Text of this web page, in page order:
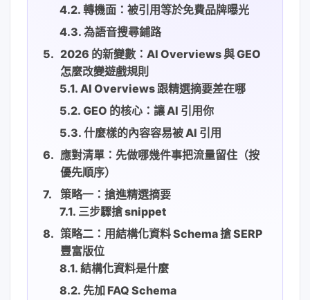
轉機面：被引用等於免費品牌曝光
為語音搜尋鋪路
2026 的新變數：AI Overviews 與 GEO
怎麼改變遊戲規則
AI Overviews 跟精選摘要差在哪
GEO 的核心：讓 AI 引用你
什麼樣的內容容易被 AI 引用
應對清單：先做哪幾件事把流量留住（按
優先順序）
策略一：搶進精選摘要
三步驟搶 snippet
策略二：用結構化資料 Schema 搶 SERP
豐富版位
結構化資料是什麼
先加 FAQ Schema